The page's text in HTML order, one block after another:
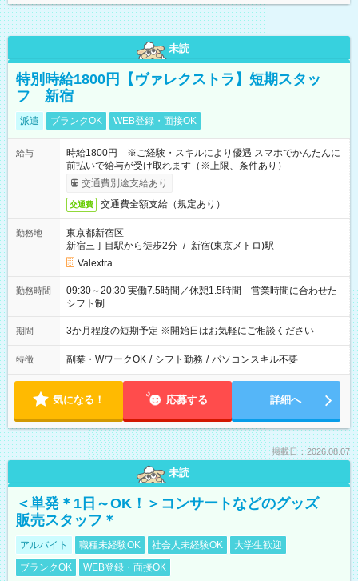
未読
特別時給1800円【ヴァレクストラ】短期スタッ
フ 新宿
派遣 ブランクOK WEB登録・面接OK
給与
時給1800円 ※ご経験・スキルにより優遇 スマホでかんたんに
前払いで給与が受け取れます（※上限、条件あり）
交通費別途支給あり
交通費 交通費全額支給（規定あり）
勤務地
東京都新宿区
新宿三丁目駅から徒歩2分 / 新宿(東京メトロ)駅
Valextra
勤務時間
09:30～20:30 実働7.5時間／休憩1.5時間 営業時間に合わせた
シフト制
期間 3か月程度の短期予定 ※開始日はお気軽にご相談ください
特徴 副業・WワークOK / シフト勤務 / パソコンスキル不要
気になる！ 応募する 詳細へ
掲載日：2026.08.07
未読
＜単発＊1日～OK！＞コンサートなどのグッズ
販売スタッフ＊
アルバイト 職種未経験OK 社会人未経験OK
大学生歓迎
ブランクOK
WEB登録・面接OK